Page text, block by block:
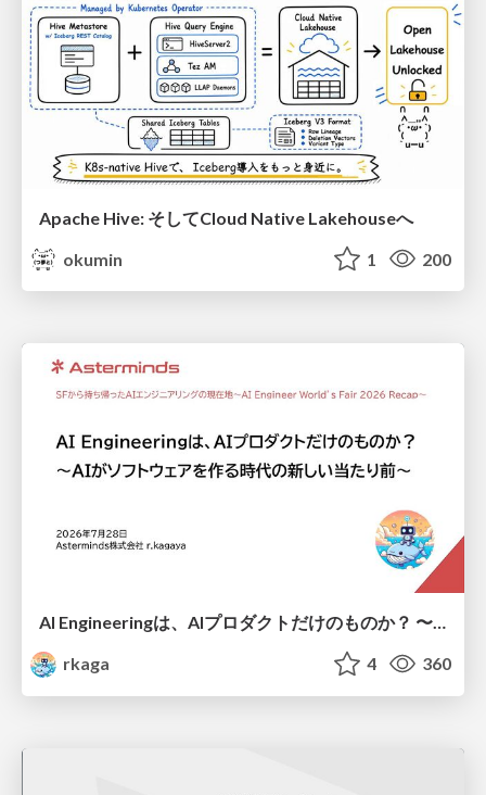
Apache Hive: そしてCloud Native Lakehouseへ
okumin
1 200
AI Engineeringは、AIプロダクトだけのものか？ 〜AIがソフトウェアを作る時代の新しい当たり前〜 / No AI in your product. AI Engineering in your development.
rkaga
4 360